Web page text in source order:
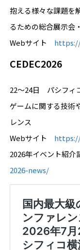
抱える様々な課題を
るための総合展示会
Webサイト
CEDEC2026
22～24日 パシフィ
ゲームに関する技術
レンス
Webサイト
2026年イベント紹
2026-news/